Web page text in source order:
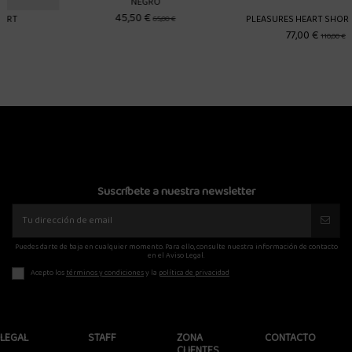
PLEASURES HEART SHORT NEGRO ARTE CANVAS CARGO
96,00 €120,00 €
Suscríbete a nuestra newsletter
Puedes darte de baja en cualquier momento. Para ello, consulte nuestra información de contacto
en el Aviso Legal.
Acepto lostérminos y condicionesy la política de privacidad
LEGAL STAFF ZONA CONTACTO